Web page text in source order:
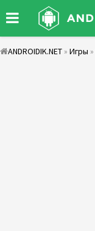
ANDROIDIK.NET » Игры »